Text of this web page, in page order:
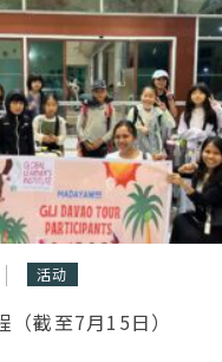
活动
（截至7月15日）